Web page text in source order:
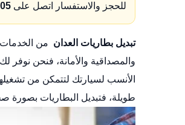
للحجز والاستفسار اتصل على
تبديل بطاريات العدان من الخدمات
والمصداقية والأمانة، فنحن
الأنسب لسيارتك لتتمكن من
طويلة، فتبديل البطاريات